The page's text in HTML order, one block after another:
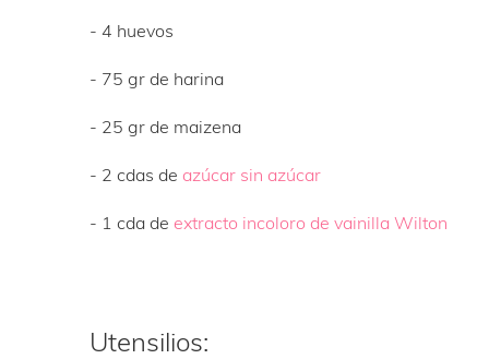
- 4 huevos
- 75 gr de harina
- 25 gr de maizena
- 2 cdas de azúcar sin azúcar
- 1 cda deextracto incoloro de vainilla Wilton
Utensilios: